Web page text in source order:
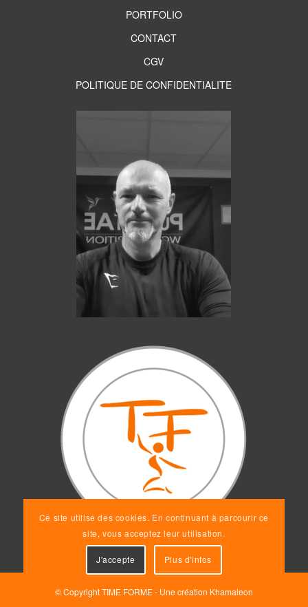
PORTFOLIO
CONTACT
CGV
POLITIQUE DE CONFIDENTIALITE
© Copyright TIME FORME - Une création Khamaleon
Ce site utilise des cookies. En continuant à parcourir ce
site, vous acceptez leur utilisation.
J'accepte Plus d'infos